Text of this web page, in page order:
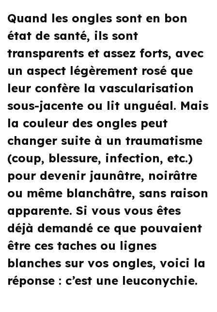
Quand les ongles sont en bon
état de santé, ils sont
transparents et assez forts, avec
un aspect légèrement rosé que
leur confère la vascularisation
sous-jacente ou lit unguéal. Mais
la couleur des ongles peut
changer suite à un traumatisme
(coup, blessure, infection, etc.)
pour devenir jaunâtre, noirâtre
ou même blanchâtre, sans raison
apparente. Si vous vous êtes
déjà demandé ce que pouvaient
être ces taches ou lignes
blanches sur vos ongles, voici la
réponse : c’est une leuconychie.